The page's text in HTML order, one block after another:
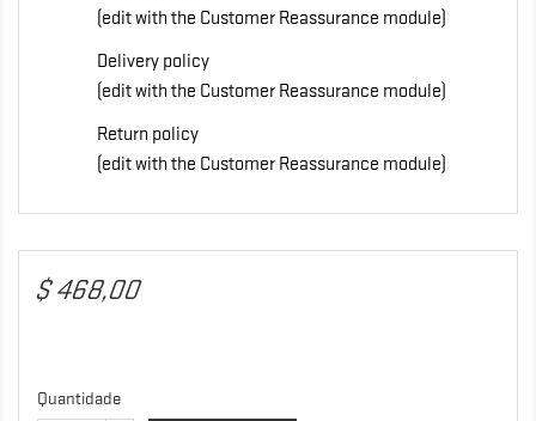
(edit with the Customer Reassurance module)
Delivery policy
(edit with the Customer Reassurance module)
Return policy
(edit with the Customer Reassurance module)
$ 468,00
Quantidade